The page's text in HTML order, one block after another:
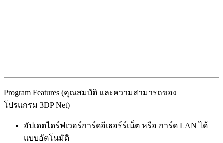
Program Features (คุณสมบัติ และความสามารถของ
โปรแกรม 3DP Net)
อัปเดตไดร์ฟเวอร์การ์ดอีเธอร์ร์เน็ต หรือ การ์ด LAN ได้
แบบอัตโนมัติ